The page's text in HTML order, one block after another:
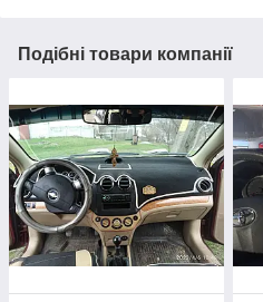
Подібні товари компанії